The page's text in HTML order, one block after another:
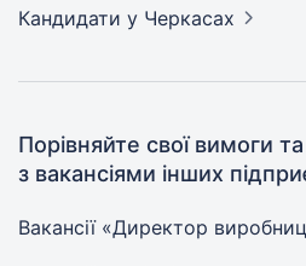
Кандидати у Черкасах
Порівняйте свої вимоги
з вакансіями інших
Вакансії «Директор